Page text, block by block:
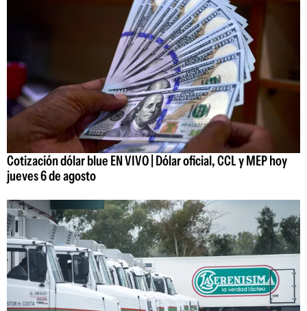
Cotización dólar blue EN VIVO | Dólar oficial, CCL y MEP hoy
jueves 6 de agosto